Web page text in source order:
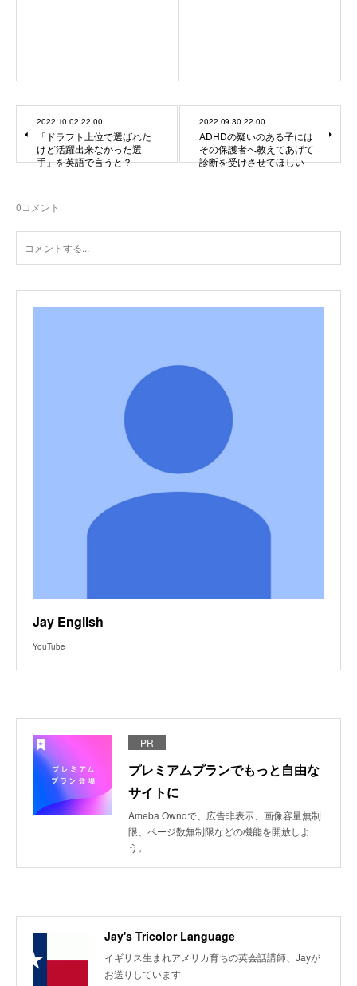
2022.10.02 22:00
「ドラフト上位で選ばれた
けど活躍出来なかった選
手」を英語で言うと？
2022.09.30 22:00
ADHDの疑いのある子には
その保護者へ教えてあげて
診断を受けさせてほしい
0コメント
Jay English
YouTube
PR
プレミアムプランでもっと自由な
サイトに
Ameba Owndで、広告非表示、画像容量無制
限、ページ数無制限などの機能を開放しよ
う。
Jay's Tricolor Language
イギリス生まれアメリカ育ちの英会話講師、Jayが
お送りしています